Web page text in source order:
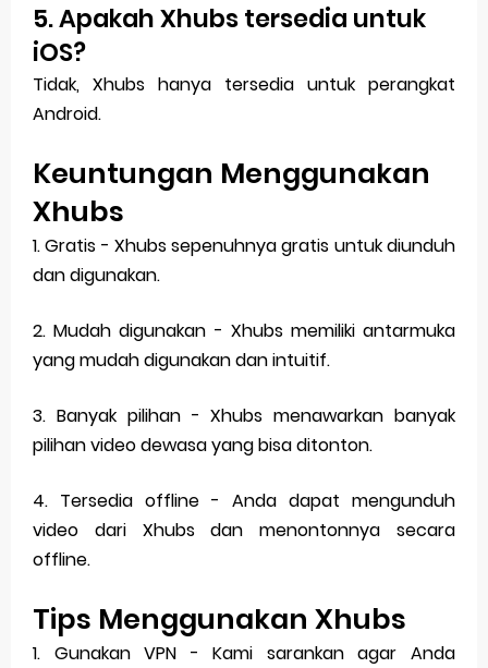
5. Apakah Xhubs tersedia untuk
iOS?
Tidak, Xhubs hanya tersedia untuk perangkat
Android.
Keuntungan Menggunakan
Xhubs
1. Gratis - Xhubs sepenuhnya gratis untuk diunduh
dan digunakan.
2. Mudah digunakan - Xhubs memiliki antarmuka
yang mudah digunakan dan intuitif.
3. Banyak pilihan - Xhubs menawarkan banyak
pilihan video dewasa yang bisa ditonton.
4. Tersedia offline - Anda dapat mengunduh
video dari Xhubs dan menontonnya secara
offline.
Tips Menggunakan Xhubs
1. Gunakan VPN - Kami sarankan agar Anda